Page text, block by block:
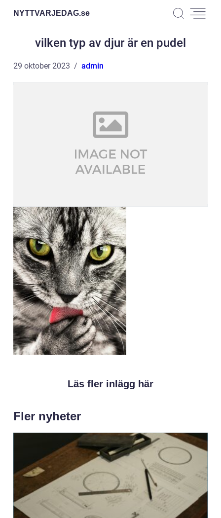
NYTTVARJEDAG.se
vilken typ av djur är en pudel
29 oktober 2023 admin
Läs fler inlägg här
Fler nyheter